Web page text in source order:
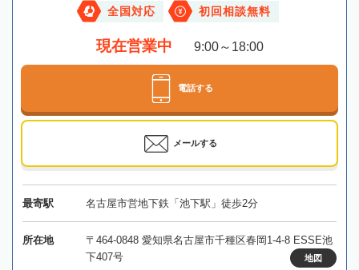
全国対応 初回相談無料
現在営業中 9:00～18:00
電話する
メールする
最寄駅 名古屋市営地下鉄「池下駅」徒歩2分
所在地
〒464-0848 愛知県名古屋市千種区春岡1-4-8 ESSE池
下407号
地図